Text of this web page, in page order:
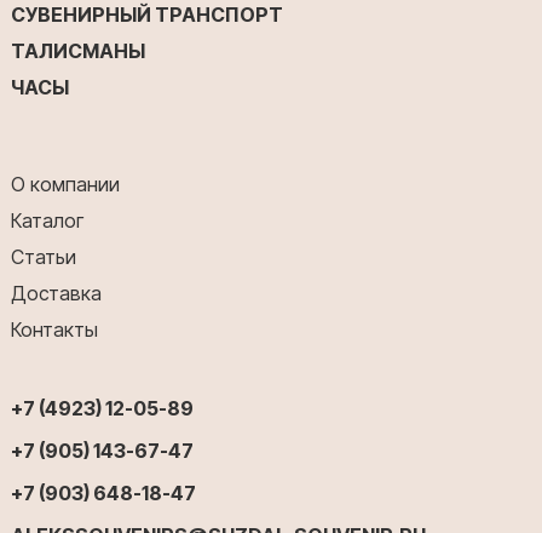
СУВЕНИРНЫЙ ТРАНСПОРТ
ТАЛИСМАНЫ
ЧАСЫ
О компании
Каталог
Статьи
Доставка
Контакты
+7 (4923) 12-05-89
+7 (905) 143-67-47
+7 (903) 648-18-47